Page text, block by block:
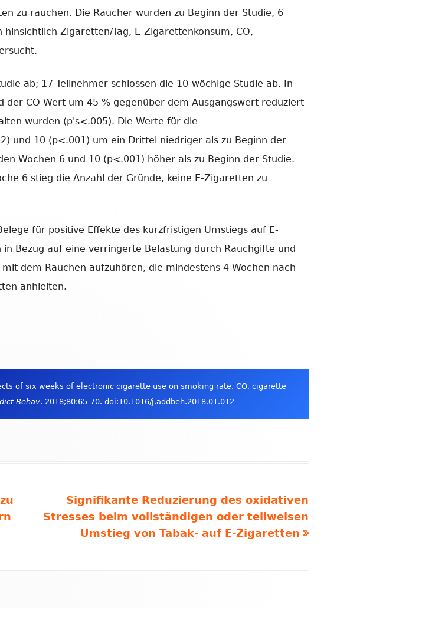
zu rauchen. Die Raucher wurden zu Beginn der Studie, 6
Zigaretten/Tag, E-Zigarettenkonsum, CO,
ab; 17 Teilnehmer schlossen die 10-wöchige Studie ab. In
CO-Wert um 45 % gegenüber dem Ausgangswert reduziert
wurden (p's<.005). Die Werte für die
und 10 (p<.001) um ein Drittel niedriger als zu Beginn der
Wochen 6 und 10 (p<.001) höher als zu Beginn der Studie.
6 stieg die Anzahl der Gründe, keine E-Zigaretten zu
für positive Effekte des kurzfristigen Umstiegs auf E-
Bezug auf eine verringerte Belastung durch Rauchgifte und
dem Rauchen aufzuhören, die mindestens 4 Wochen nach
anhielten.
of six weeks of electronic cigarette use on smoking rate, CO, cigarette
Behav. 2018;80:65-70. doi:10.1016/j.addbeh.2018.01.012
Nächster
Beitrag
Signifikante Reduzierung des oxidativen
Stresses beim vollständigen oder teilweisen
Umstieg von Tabak- auf E-Zigaretten